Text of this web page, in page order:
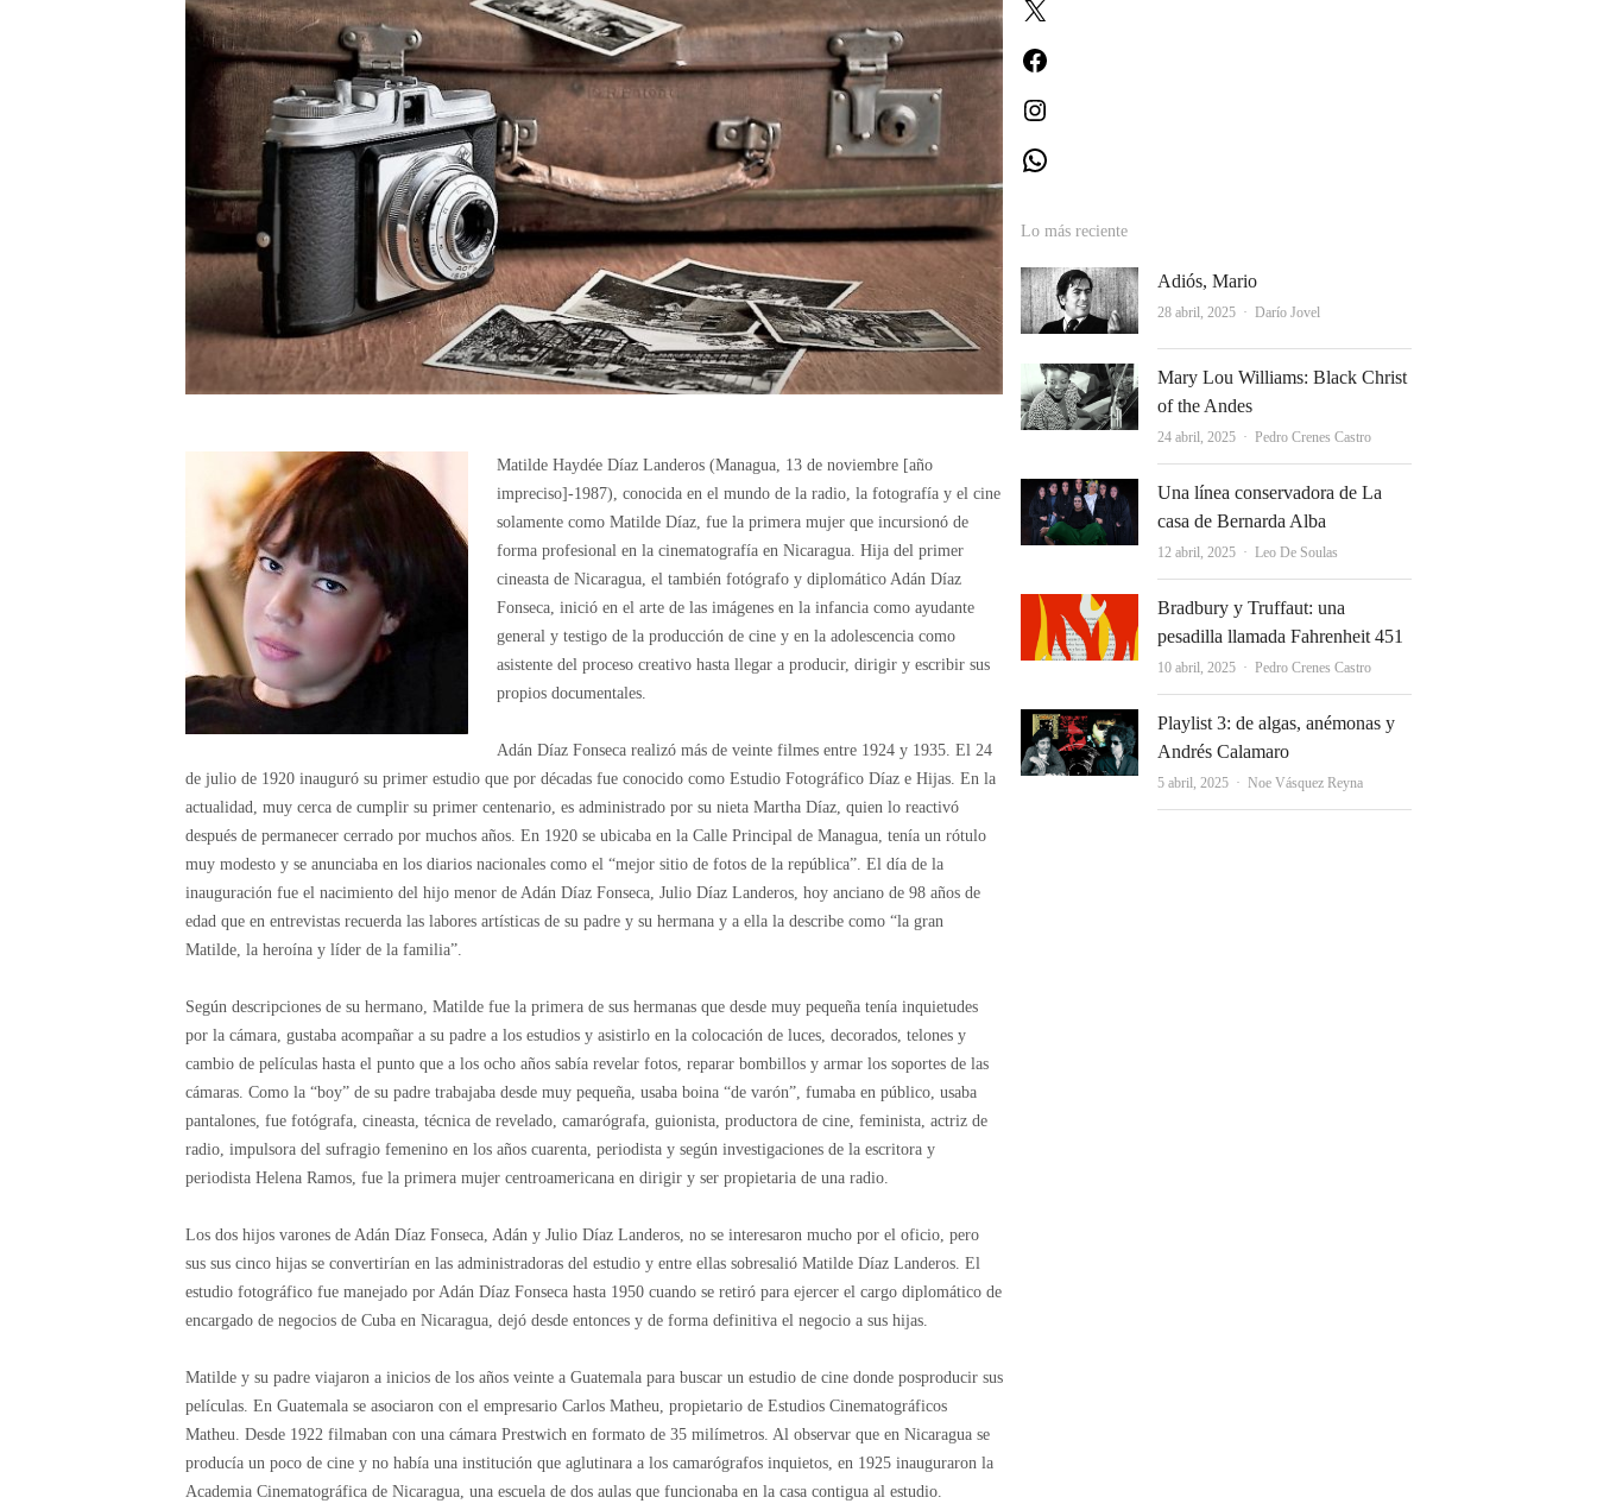
Matilde Haydée Díaz Landeros (Managua, 13 de noviembre [año
impreciso]-1987), conocida en el mundo de la radio, la fotografía y el cine
solamente como Matilde Díaz, fue la primera mujer que incursionó de
forma profesional en la cinematografía en Nicaragua. Hija del primer
cineasta de Nicaragua, el también fotógrafo y diplomático Adán Díaz
Fonseca, inició en el arte de las imágenes en la infancia como ayudante
general y testigo de la producción de cine y en la adolescencia como
asistente del proceso creativo hasta llegar a producir, dirigir y escribir sus
propios documentales.
Adán Díaz Fonseca realizó más de veinte filmes entre 1924 y 1935. El 24
de julio de 1920 inauguró su primer estudio que por décadas fue conocido como Estudio Fotográfico Díaz e Hijas. En la
actualidad, muy cerca de cumplir su primer centenario, es administrado por su nieta Martha Díaz, quien lo reactivó
después de permanecer cerrado por muchos años. En 1920 se ubicaba en la Calle Principal de Managua, tenía un rótulo
muy modesto y se anunciaba en los diarios nacionales como el “mejor sitio de fotos de la república”. El día de la
inauguración fue el nacimiento del hijo menor de Adán Díaz Fonseca, Julio Díaz Landeros, hoy anciano de 98 años de
edad que en entrevistas recuerda las labores artísticas de su padre y su hermana y a ella la describe como “la gran
Matilde, la heroína y líder de la familia”.
Según descripciones de su hermano, Matilde fue la primera de sus hermanas que desde muy pequeña tenía inquietudes
por la cámara, gustaba acompañar a su padre a los estudios y asistirlo en la colocación de luces, decorados, telones y
cambio de películas hasta el punto que a los ocho años sabía revelar fotos, reparar bombillos y armar los soportes de las
cámaras. Como la “boy” de su padre trabajaba desde muy pequeña, usaba boina “de varón”, fumaba en público, usaba
pantalones, fue fotógrafa, cineasta, técnica de revelado, camarógrafa, guionista, productora de cine, feminista, actriz de
radio, impulsora del sufragio femenino en los años cuarenta, periodista y según investigaciones de la escritora y
periodista Helena Ramos, fue la primera mujer centroamericana en dirigir y ser propietaria de una radio.
Los dos hijos varones de Adán Díaz Fonseca, Adán y Julio Díaz Landeros, no se interesaron mucho por el oficio, pero
sus sus cinco hijas se convertirían en las administradoras del estudio y entre ellas sobresalió Matilde Díaz Landeros. El
estudio fotográfico fue manejado por Adán Díaz Fonseca hasta 1950 cuando se retiró para ejercer el cargo diplomático de
encargado de negocios de Cuba en Nicaragua, dejó desde entonces y de forma definitiva el negocio a sus hijas.
Matilde y su padre viajaron a inicios de los años veinte a Guatemala para buscar un estudio de cine donde posproducir sus
películas. En Guatemala se asociaron con el empresario Carlos Matheu, propietario de Estudios Cinematográficos
Matheu. Desde 1922 filmaban con una cámara Prestwich en formato de 35 milímetros. Al observar que en Nicaragua se
producía un poco de cine y no había una institución que aglutinara a los camarógrafos inquietos, en 1925 inauguraron la
Academia Cinematográfica de Nicaragua, una escuela de dos aulas que funcionaba en la casa contigua al estudio.
Lo más reciente
Adiós, Mario
28 abril, 2025 Autor
Darío Jovel
Mary Lou Williams: Black Christ
of the Andes
24 abril, 2025 Autor
Pedro Crenes Castro
Una línea conservadora de La
casa de Bernarda Alba
12 abril, 2025 Autor
Leo De Soulas
Bradbury y Truffaut: una
pesadilla llamada Fahrenheit 451
10 abril, 2025 Autor
Pedro Crenes Castro
Playlist 3: de algas, anémonas y
Andrés Calamaro
5 abril, 2025 Autor
Noe Vásquez Reyna